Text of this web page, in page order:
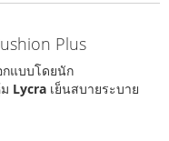
Plus
กแบบโดยนัก
Lycra เย็นสบายระบาย